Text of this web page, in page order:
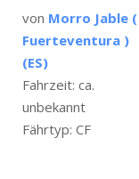
von Morro Jable (
Fuerteventura )
(ES)
Fahrzeit: ca.
unbekannt
Fährtyp: CF